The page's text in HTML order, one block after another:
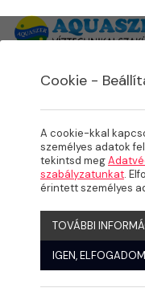
Cookie -
A cookie-kkal
személyes adatok
tekintsd meg
szabályzatunkat.
érintett személyes
TOVÁBBI
IGEN, ELFOGADOM